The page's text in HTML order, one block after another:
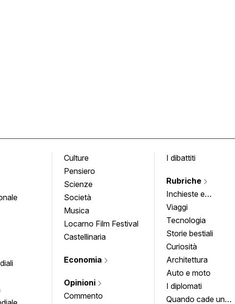
Culture
Pensiero
Scienze
Società
Musica
Locarno Film Festival
Castellinaria
Economia
Opinioni
Commento
I dibattiti
Rubriche
Inchieste e
approfondimenti
Viaggi
Tecnologia
Storie bestiali
Curiosità
Architettura
Auto e moto
I diplomati
Quando cade un